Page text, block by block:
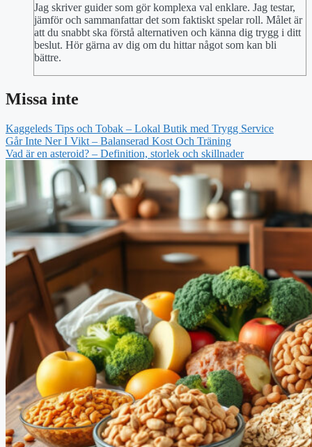
Jag skriver guider som gör komplexa val enklare. Jag testar,
jämför och sammanfattar det som faktiskt spelar roll. Målet är
att du snabbt ska förstå alternativen och känna dig trygg i ditt
beslut. Hör gärna av dig om du hittar något som kan bli
bättre.
Missa inte
Kaggeleds Tips och Tobak – Lokal Butik med Trygg Service
Går Inte Ner I Vikt – Balanserad Kost Och Träning
Vad är en asteroid? – Definition, storlek och skillnader